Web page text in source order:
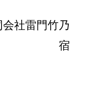
社雷門竹乃
宿